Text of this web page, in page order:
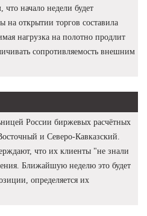
начало недели будет
на открытии торгов составила
нагрузка на полотно продлит
сопротивляемость внешним
России биржевых расчётных
и Северо-Кавказский.
что их клиенты "не знали
Ближайшую неделю это будет
определяется их